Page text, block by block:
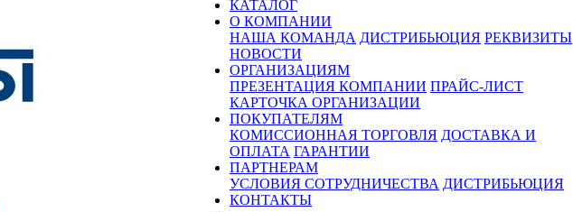
КАТАЛОГ
О КОМПАНИИ
НАША КОМАНДА ДИСТРИБЬЮЦИЯ РЕКВИЗИТЫ
НОВОСТИ
ОРГАНИЗАЦИЯМ
ПРЕЗЕНТАЦИЯ КОМПАНИИ ПРАЙС-ЛИСТ
КАРТОЧКА ОРГАНИЗАЦИИ
ПОКУПАТЕЛЯМ
КОМИССИОННАЯ ТОРГОВЛЯ ДОСТАВКА И
ОПЛАТА ГАРАНТИИ
ПАРТНЕРАМ
УСЛОВИЯ СОТРУДНИЧЕСТВА ДИСТРИБЬЮЦИЯ
КОНТАКТЫ